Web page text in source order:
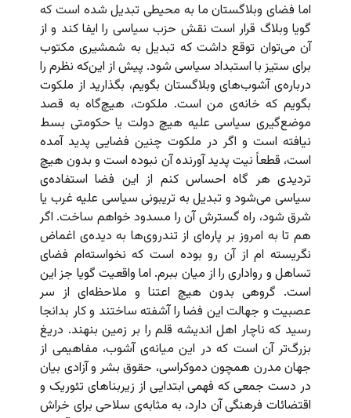
اما فضای وبلاگستان ما به محیطی تبدیل شده است که
گویا وبلاگ قرار است نقش حزب سیاسی را ایفا کند و از
آن می‌توان توقع داشت که تبدیل به شمشیری مکتوب
برای ستیز با استبداد سیاسی شود. پیش از این‌که نظرم را
درباره‌ی آشوب‌های وبلاگستان بگویم، بگذارید از ملکوت
بگویم که خانه‌ی من است. ملکوت، هیچ‌گاه به قصد
موضع‌گیری سیاسی علیه هیچ دولت یا حکومتی بسط
نیافته است و اگر در ملکوت چنین فضایی پدید آمده
است، قطعاً نیت پدید آورنده آن نبوده است و بدون هیچ
تردیدی هر گاه احساس کنم از این فضا استفاده‌ی
سیاسی می‌شود و تبدیل به تریبونی سیاسی علیه غرب یا
شرق شود، راه گسترش آن را مسدود خواهم ساخت. اگر
هم تا به امروز بر پاره‌ای از تندروی‌ها به دیده‌ی اغماض
نگریسته ام از آن رو بوده است که نخواسته‌ام فضای
تساهل و رواداری را از میان ببرم. اما واقعیت گویا جز این
است. گروهی بدون هیچ اعتنا و ملاحظه‌ای از سر
عصبیت و جهالت این فضا را آشفته ساختند و کار بدانجا
رسید که ناچار اهل اندیشه قلم را بر زمین بنهند. دریغ
بزرگ‌تر آن است که در این میانه‌ی آشوب، مفاهیمی از
جهان مدرن همچون دموکراسی، حقوق بشر و آزادی بیان
در دست جمعی که فهمی ابتدایی از زیربناهای تئوریک و
اقتضائات فرهنگی آن دارد،‌ به مثابه‌ی سلاحی برای خراش